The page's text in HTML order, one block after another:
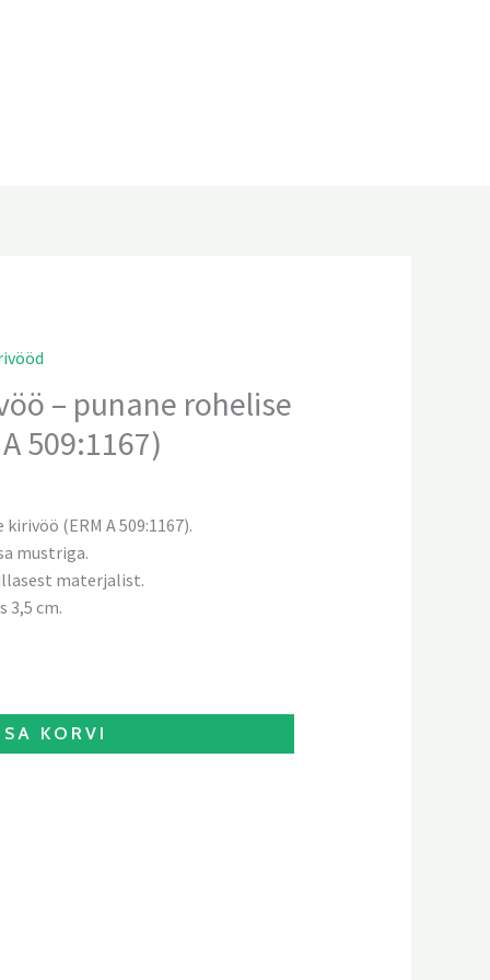
– punane rohelise
509:1167)
(ERM A 509:1167).
mustriga.
materjalist.
3,5 cm.
KORVI